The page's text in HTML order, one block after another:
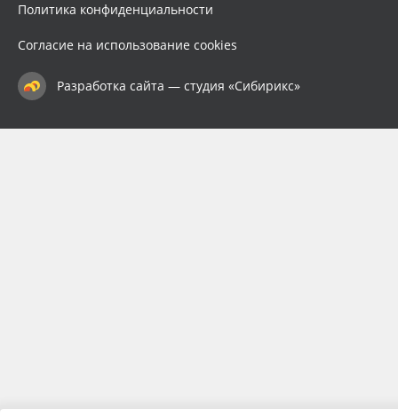
Политика конфиденциальности
Согласие на использование cookies
Разработка сайта — студия «Сибирикс»